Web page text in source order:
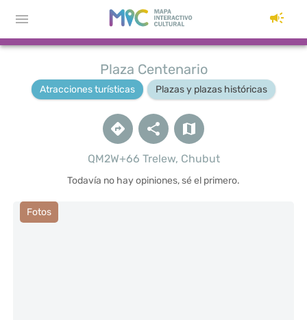
Plaza Centenario
Atracciones turísticas Plazas y plazas históricas
QM2W+66 Trelew, Chubut
Todavía no hay opiniones, sé el primero.
Fotos